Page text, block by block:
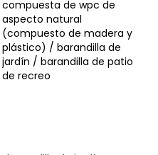
compuesta de wpc de
aspecto natural
(compuesto de madera y
plástico) / barandilla de
jardín / barandilla de patio
de recreo